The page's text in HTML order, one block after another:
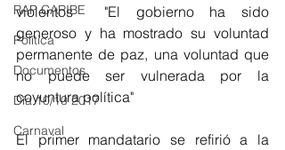
RAP CARIBE
Política
Documentos
Día 10/10 2017
Carnaval
violentos  "El gobierno ha sido
generoso y ha mostrado su voluntad
permanente de paz, una voluntad que
no puede ser vulnerada por la
coyuntura política"
El primer mandatario se refirió a la